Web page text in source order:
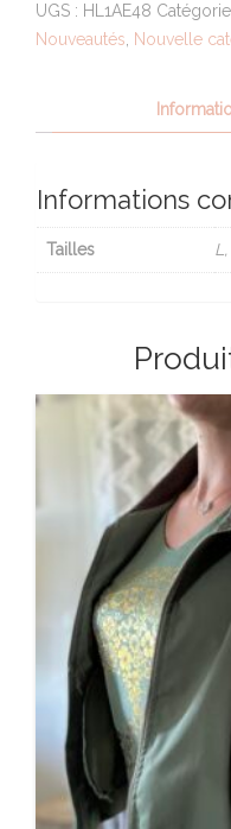
bain
plongeant
UGS : HL1AE48
Nouveautés, Nouvelle
Informations
Tailles